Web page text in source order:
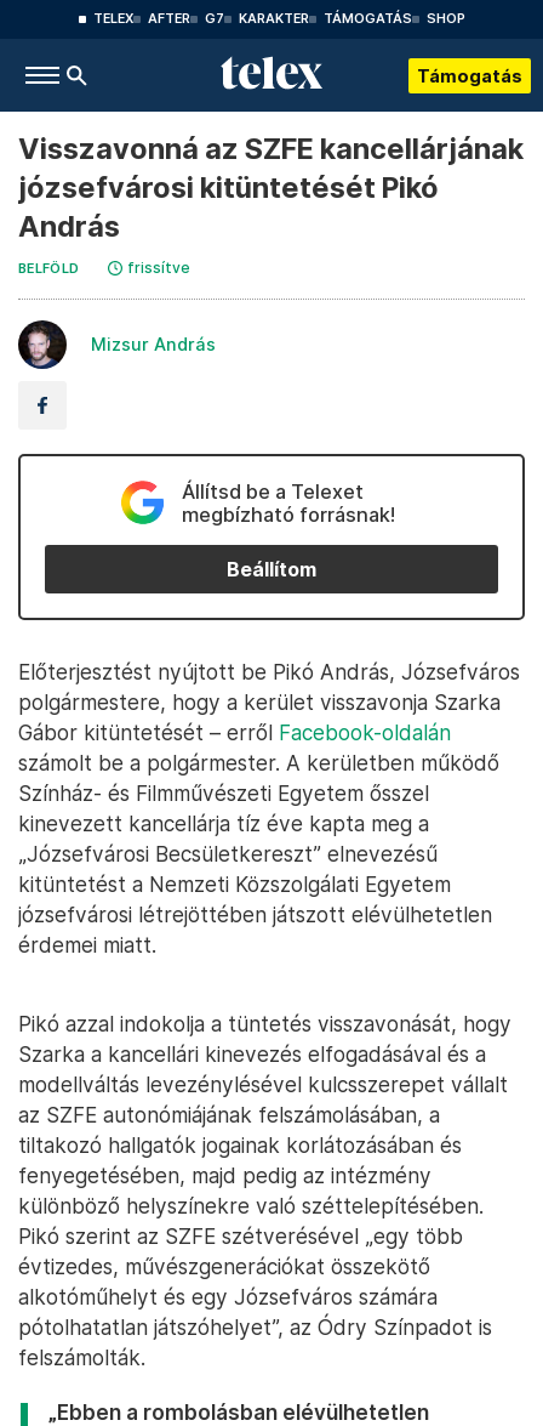
TELEX AFTER G7 KARAKTER TÁMOGATÁS SHOP
Támogatás
Visszavonná az SZFE kancellárjának
józsefvárosi kitüntetését Pikó
András
BELFÖLD frissítve
Mizsur András
Állítsd be a Telexet
megbízható forrásnak!
Beállítom
Előterjesztést nyújtott be Pikó András, Józsefváros
polgármestere, hogy a kerület visszavonja Szarka
Gábor kitüntetését – erről Facebook-oldalán
számolt be a polgármester. A kerületben működő
Színház- és Filmművészeti Egyetem ősszel
kinevezett kancellárja tíz éve kapta meg a
„Józsefvárosi Becsületkereszt” elnevezésű
kitüntetést a Nemzeti Közszolgálati Egyetem
józsefvárosi létrejöttében játszott elévülhetetlen
érdemei miatt.
Pikó azzal indokolja a tüntetés visszavonását, hogy
Szarka a kancellári kinevezés elfogadásával és a
modellváltás levezénylésével kulcsszerepet vállalt
az SZFE autonómiájának felszámolásában, a
tiltakozó hallgatók jogainak korlátozásában és
fenyegetésében, majd pedig az intézmény
különböző helyszínekre való széttelepítésében.
Pikó szerint az SZFE szétverésével „egy több
évtizedes, művészgenerációkat összekötő
alkotóműhelyt és egy Józsefváros számára
pótolhatatlan játszóhelyet”, az Ódry Színpadot is
felszámolták.
„Ebben a rombolásban elévülhetetlen